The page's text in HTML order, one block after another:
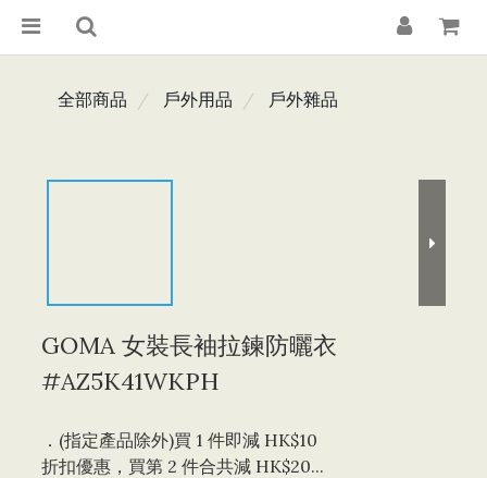
全部商品 戶外用品 戶外雜品
GOMA 女裝長袖拉鍊防曬衣
#AZ5K41WKPH
．(指定產品除外)買 1 件即減 HK$10
折扣優惠，買第 2 件合共減 HK$20...